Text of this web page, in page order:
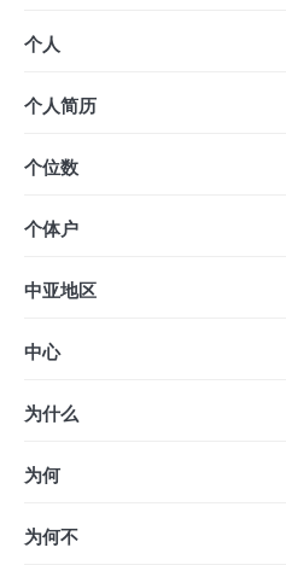
个人
个人简历
个位数
个体户
中亚地区
中心
为什么
为何
为何不